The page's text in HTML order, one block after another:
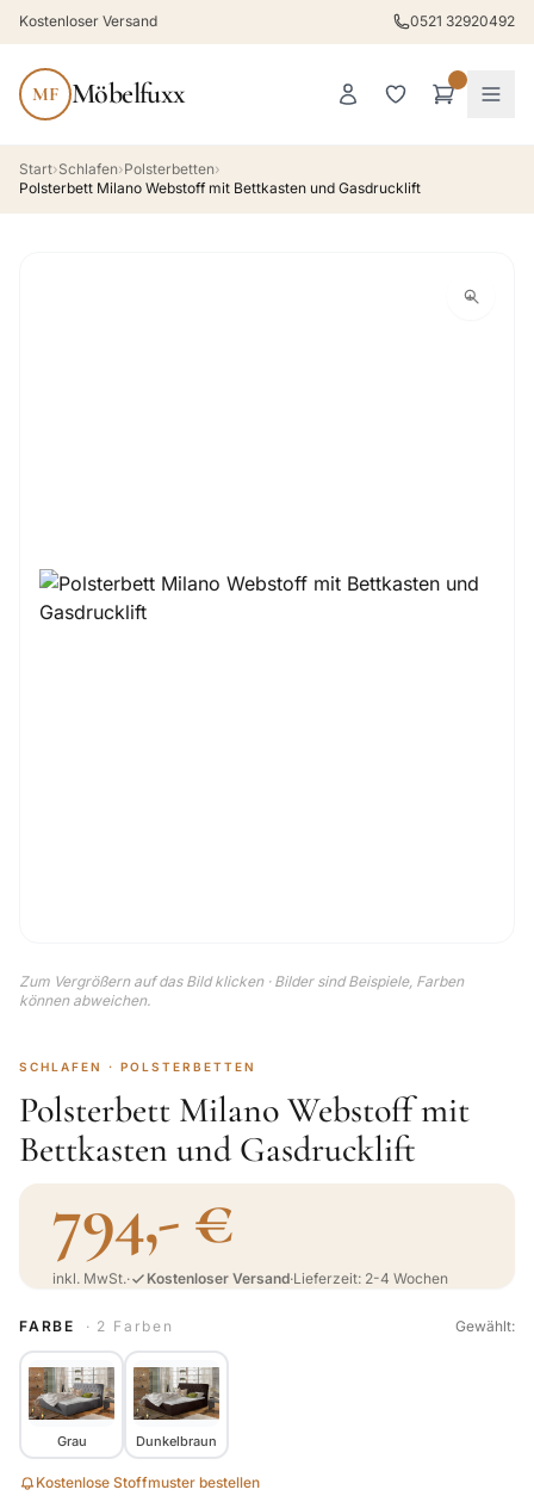
Kostenloser Versand 0521 32920492
MF Möbelfuxx
Start›Schlafen›Polsterbetten›
Polsterbett Milano Webstoff mit Bettkasten und Gasdrucklift
Zum Vergrößern auf das Bild klicken · Bilder sind Beispiele, Farben
können abweichen.
SCHLAFEN · POLSTERBETTEN
Polsterbett Milano Webstoff mit
Bettkasten und Gasdrucklift
794,- €
inkl. MwSt.· Kostenloser Versand·Lieferzeit: 2-4 Wochen
FARBE · 2 Farben Gewählt:
Grau Dunkelbraun
Kostenlose Stoffmuster bestellen